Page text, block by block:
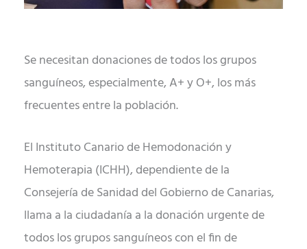
Se necesitan donaciones de todos los grupos
sanguíneos, especialmente, A+ y O+, los más
frecuentes entre la población.
El Instituto Canario de Hemodonación y
Hemoterapia (ICHH), dependiente de la
Consejería de Sanidad del Gobierno de Canarias,
llama a la ciudadanía a la donación urgente de
todos los grupos sanguíneos con el fin de